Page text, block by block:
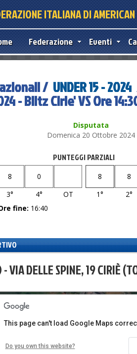
ITALIANA DI
Federazione Eventi
/ UNDER 15 - 2024
- Blitz Cirie' VS Ore
Disputata
Domenica 20 Ottobre 2024
PUNTEGGI PARZIALI
8
0
3° 4° OT
8
8
1°
2°
fine: 16:40
VIA DELLE SPINE, 19 CIRIÈ
This page can't load Google Maps
Do you own this website?